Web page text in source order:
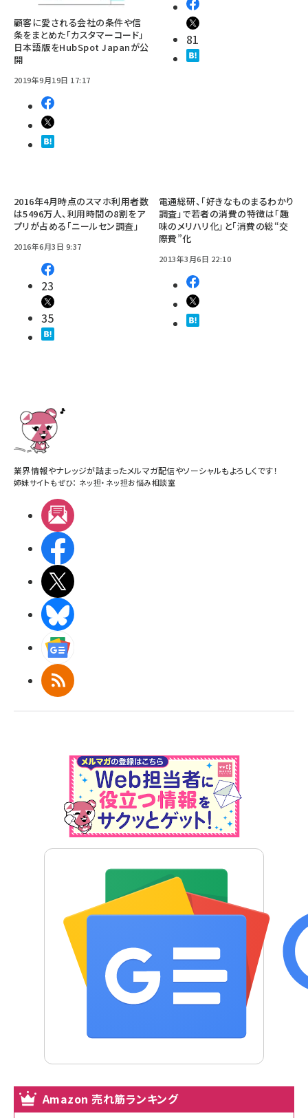
顧客に愛される会社の条件や信
条をまとめた「カスタマーコード」
日本語版をHubSpot Japanが公
開
2019年9月19日 17:17
81
2016年4月時点のスマホ利用者数
は5496万人、利用時間の8割をア
プリが占める「ニールセン調査」
2016年6月3日 9:37
23
35
電通総研、「好きなものまるわかり
調査」で若者の消費の特徴は「趣
味のメリハリ化」と「消費の総“交
際費”化
2013年3月6日 22:10
業界情報やナレッジが詰まったメルマガ配信やソーシャルもよろしくです！
姉妹サイトもぜひ： ネッ担・ ネッ担お悩み相談室
RSS
Amazon 売れ筋ランキング